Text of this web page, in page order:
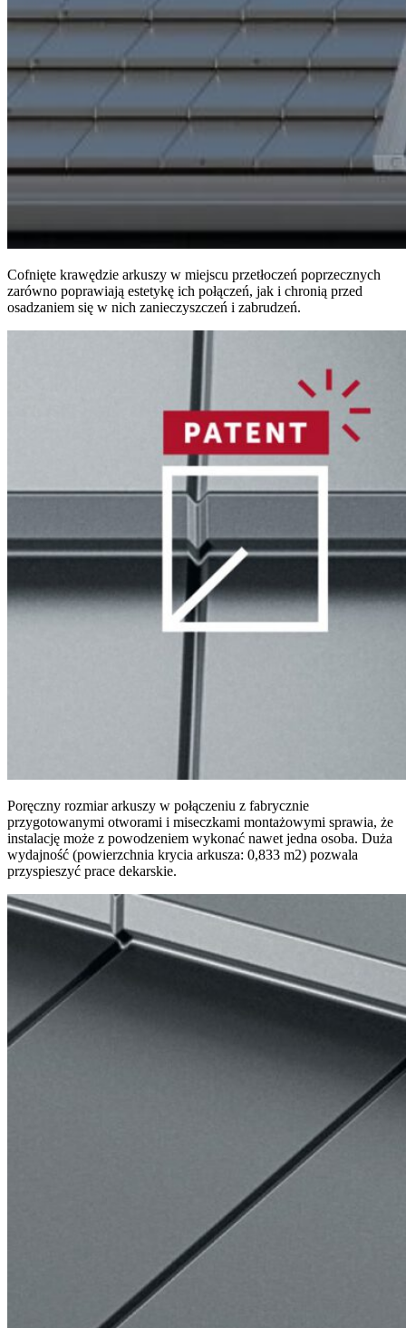
Cofnięte krawędzie arkuszy w miejscu przetłoczeń poprzecznych
zarówno poprawiają estetykę ich połączeń, jak i chronią przed
osadzaniem się w nich zanieczyszczeń i zabrudzeń.
Poręczny rozmiar arkuszy w połączeniu z fabrycznie
przygotowanymi otworami i miseczkami montażowymi sprawia, że
instalację może z powodzeniem wykonać nawet jedna osoba. Duża
wydajność (powierzchnia krycia arkusza: 0,833 m2) pozwala
przyspieszyć prace dekarskie.